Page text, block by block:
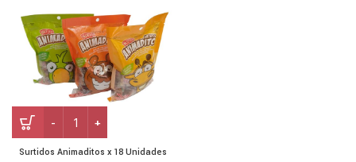
Surtidos Animaditos x 18 Unidades